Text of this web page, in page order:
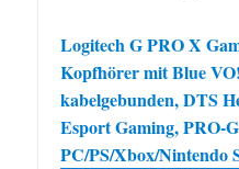
Logitech G PRO X
Kopfhörer mit Blue
kabelgebunden, DTS
Esport Gaming, PRO-
PC/PS/Xbox/Nintendo